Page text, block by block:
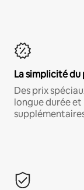
La simplicité du
Des prix
longue durée et